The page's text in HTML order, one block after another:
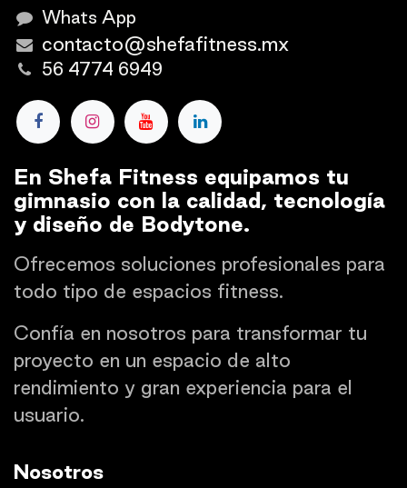
Whats App
contacto@shefafitness.mx
56 4774 6949
En Shefa Fitness equipamos tu
gimnasio con la calidad, tecnología
y diseño de Bodytone.
Ofrecemos soluciones profesionales para
todo tipo de espacios fitness.
Confía en nosotros para transformar tu
proyecto en un espacio de alto
rendimiento y gran experiencia para el
usuario.
Nosotros